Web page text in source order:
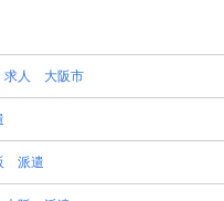
人 大阪市
派遣